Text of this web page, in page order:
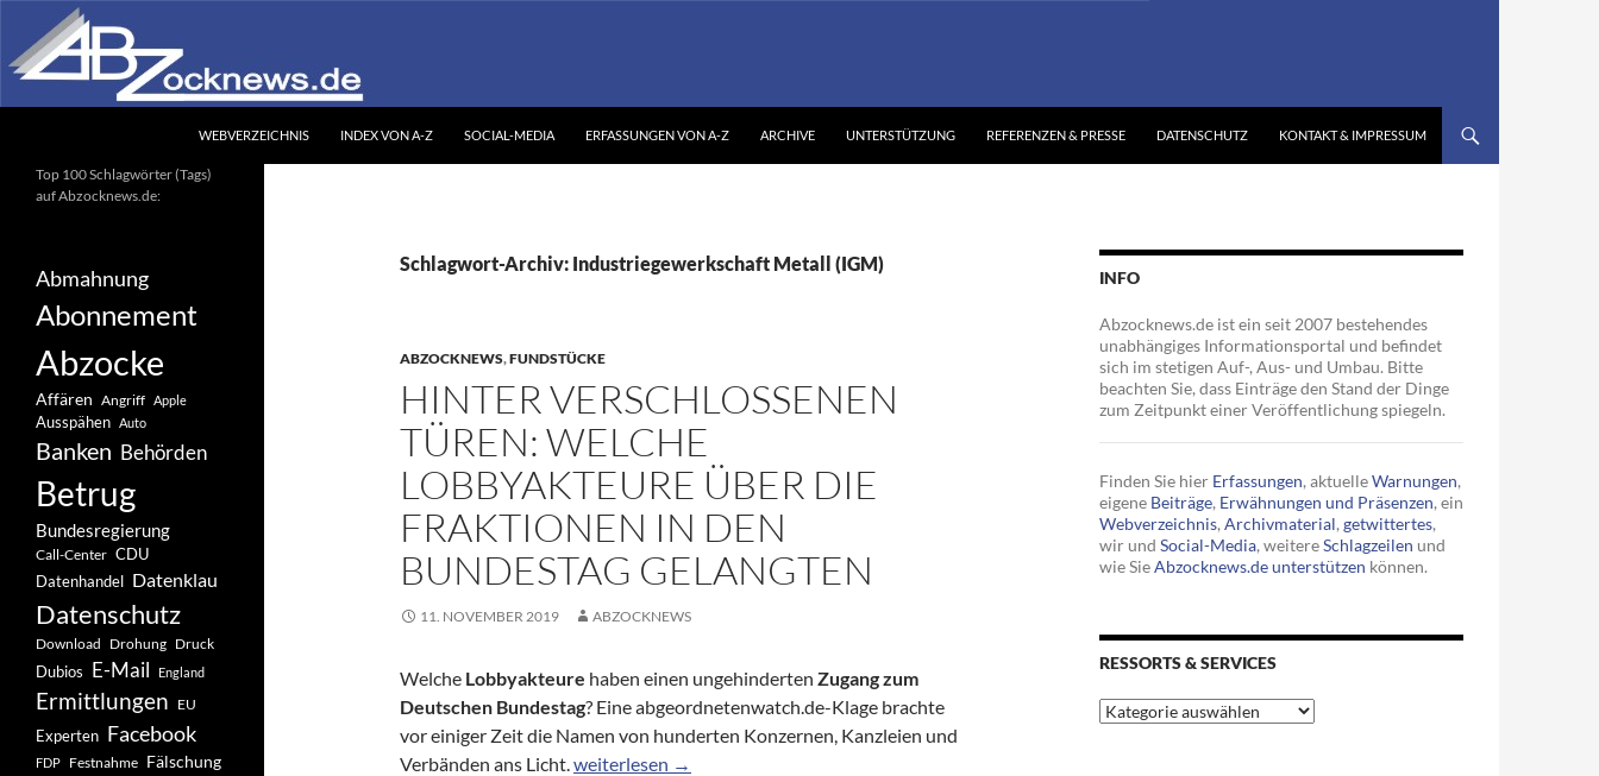
Inhalt
springen
WEBVERZEICHNIS INDEX VON A-Z SOCIAL-MEDIA ERFASSUNGEN VON A-Z ARCHIVE UNTERSTÜTZUNG REFERENZEN & PRESSE DATENSCHUTZ KONTAKT & IMPRESSUM
Schlagwort-Archiv: Industriegewerkschaft Metall (IGM)
ABZOCKNEWS,FUNDSTÜCKE
HINTER VERSCHLOSSENEN
TÜREN: WELCHE
LOBBYAKTEURE ÜBER DIE
FRAKTIONEN IN DEN
BUNDESTAG GELANGTEN
11. NOVEMBER 2019 ABZOCKNEWS
Welche Lobbyakteure haben einen ungehinderten Zugang zum
Deutschen Bundestag? Eine abgeordnetenwatch.de-Klage brachte
vor einiger Zeit die Namen von hunderten Konzernen, Kanzleien und
Verbänden ans Licht.Hinter verschlossenen Türen: Welche Lobbyakteure über die Fraktionen in den Bundestag gelangten
weiterlesen →
INFO
Abzocknews.de ist ein seit 2007 bestehendes
unabhängiges Informationsportal und befindet
sich im stetigen Auf-, Aus- und Umbau. Bitte
beachten Sie, dass Einträge den Stand der Dinge
zum Zeitpunkt einer Veröffentlichung spiegeln.
Finden Sie hier Erfassungen, aktuelleWarnungen,
eigene Beiträge, Erwähnungen und Präsenzen, ein
Webverzeichnis, Archivmaterial, getwittertes,
wir und Social-Media, weitereSchlagzeilen und
wie SieAbzocknews.de unterstützen können.
RESSORTS & SERVICES
Ressorts
&
Ihr unabhängiges
Informationsportal
Top 100 Schlagwörter (Tags)
auf Abzocknews.de:
Abmahnung
Abonnement
Abzocke
Affären Angriff Apple
Ausspähen Auto
Banken Behörden
Betrug
Bundesregierung
Call-Center CDU
Datenhandel Datenklau
Datenschutz
Download Drohung Druck
Dubios E-Mail England
Ermittlungen EU
Experten Facebook
FDP Festnahme Fälschung